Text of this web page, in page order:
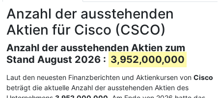
Anzahl der ausstehenden
Aktien für Cisco (CSCO)
Anzahl der ausstehenden Aktien zum
Stand August 2026 : 3,952,000,000
Laut den neuesten Finanzberichten und Aktienkursen von Cisco
beträgt die aktuelle Anzahl der ausstehenden Aktien des